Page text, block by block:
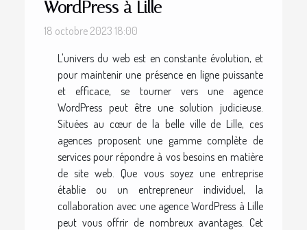
WordPress à Lille
18 octobre 2023 18:00
L'univers du web est en constante évolution, et
pour maintenir une présence en ligne puissante
et efficace, se tourner vers une agence
WordPress peut être une solution judicieuse.
Situées au cœur de la belle ville de Lille, ces
agences proposent une gamme complète de
services pour répondre à vos besoins en matière
de site web. Que vous soyez une entreprise
établie ou un entrepreneur individuel, la
collaboration avec une agence WordPress à Lille
peut vous offrir de nombreux avantages. Cet